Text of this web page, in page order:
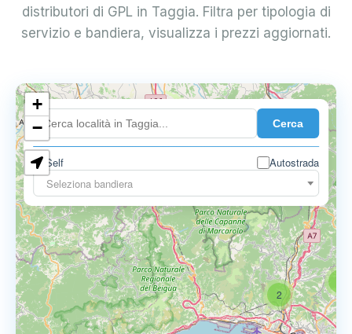
distributori di GPL in Taggia. Filtra per tipologia di
servizio e bandiera, visualizza i prezzi aggiornati.
Cerca
Self
Autostrada
Seleziona bandiera
2
4
+
−